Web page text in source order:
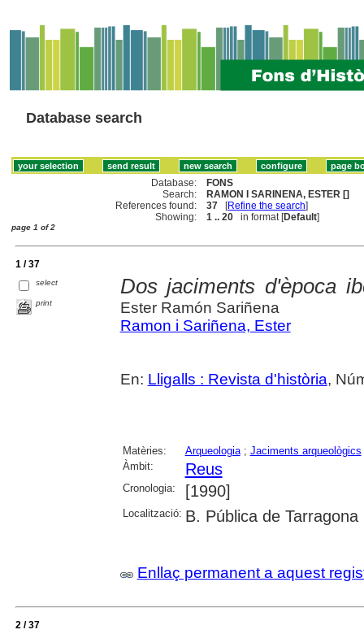
Database search
Database:
FONS
Search:
RAMON I SARINENA, ESTER []
References found:
37 [Refine the search]
Showing:
1 .. 20 in format [Default]
page 1 of 2
1 / 37
select
print
Dos jaciments d'època
Ester Ramón Sariñena
Ramon i Sariñena, Ester
En: Lligalls : Revista d'història,
Matèries: Arqueologia; Jaciments arqueològics
Àmbit:
Reus
Cronologia: [1990]
Localització: B. Pública de Tarragona
Enllaç permanent a aquest
2 / 37